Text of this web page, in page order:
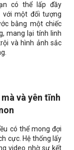
có thể lấp đầy
với một đối tượng
bằng một chiếc
mang lại tính linh
và hình ảnh sắc
và yên tĩnh
có thể mong đợi
cực. Hệ thống lấy
video nhờ sự kết